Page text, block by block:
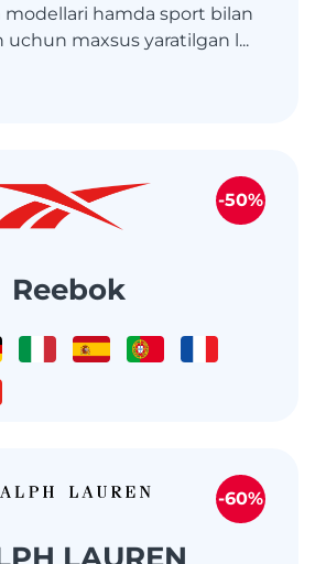
modellari hamda sport bilan
uchun maxsus yaratilgan l...
Reebok
-50%
-60%